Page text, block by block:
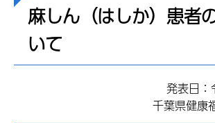
麻しん（はしか）患者
いて
発表日
千葉県健康